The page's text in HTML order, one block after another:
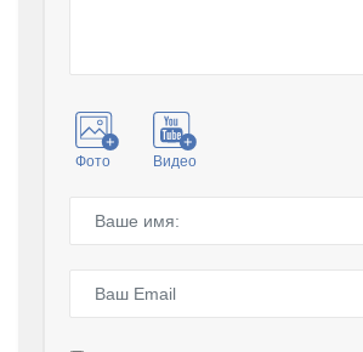
Фото Видео